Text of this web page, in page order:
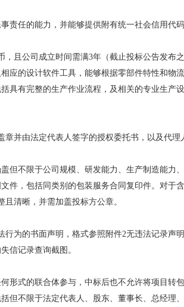
责任的能力，并能够提供附有统一社会信用代
且公司成立时间需满3年（截止投标公告发布之
应的设计软件工具，能够根据零部件特性和物
具有完整的生产作业流程，及相关的专业生产
并由法定代表人签字的授权委托书，以及代理
但不限于公司规模、研发能力、生产制造能力
件，包括同类别的包装服务合同复印件。对于
清晰，并需加盖投标方公章。
为的书面声明，格式参照附件2无违法记录声明
信记录查询截图。
形式的联合体参与，中标后也不允许将项目转包
但不限于法定代表人、股东、董事长、总经理